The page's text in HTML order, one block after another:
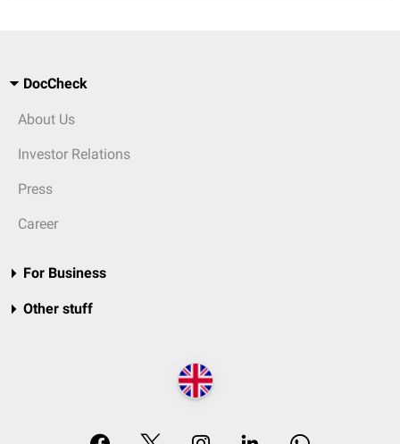
DocCheck
About Us
Investor Relations
Press
Career
For Business
Other stuff